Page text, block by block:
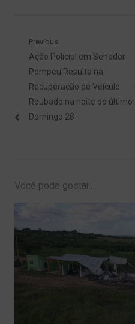
Navegação
de
Post
Previous
Previous
post:
Ação Policial em Senador
Pompeu Resulta na
Recuperação de Veículo
Roubado na noite do último
Domingo 28
Você pode gostar...